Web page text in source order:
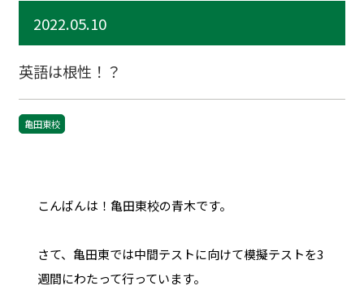
2022.05.10
英語は根性！？
亀田東校
こんばんは！亀田東校の青木です。
さて、亀田東では中間テストに向けて模擬テストを3
週間にわたって行っています。